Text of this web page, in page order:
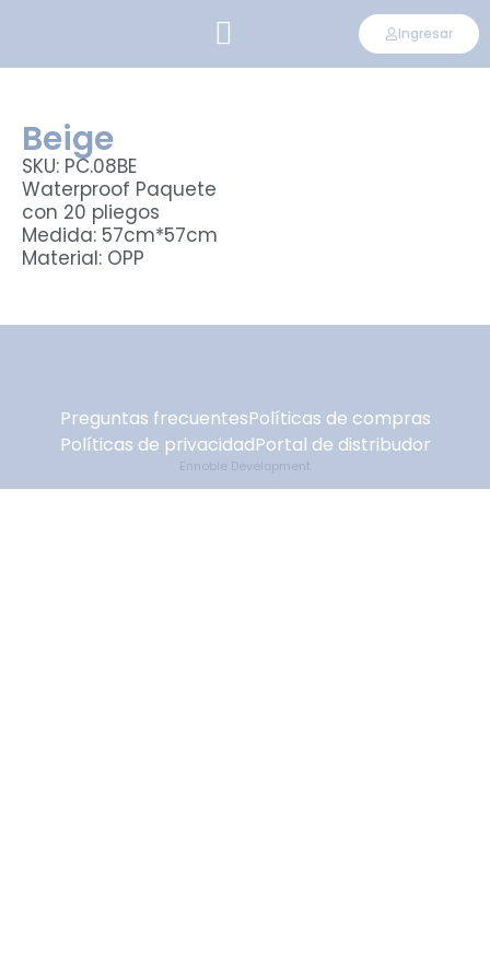
Ingresar
Beige
SKU: PC.08BE
Waterproof Paquete
con 20 pliegos
Medida: 57cm*57cm
Material: OPP
Preguntas frecuentesPolíticas de compras
Políticas de privacidadPortal de distribudor
Ennoble Development